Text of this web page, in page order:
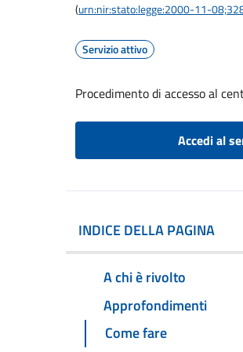
(urn:nir:stato:legge:2000-11-
Servizio attivo
Procedimento di accesso al
Accedi al
INDICE DELLA PAGINA
A chi è rivolto
Approfondimenti
Come fare